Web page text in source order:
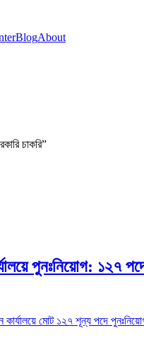
BlogAbout
চাকরি”
পুনঃনিয়োগ:
কার্যালয়ে মোট ১২৭ শূন্য পদে